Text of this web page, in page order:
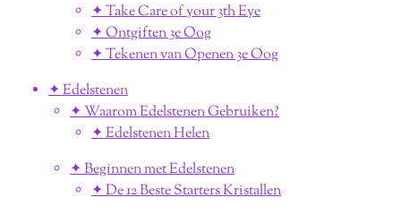
✦ Take Care of your 3th Eye
✦ Ontgiften 3e Oog
✦ Tekenen van Openen 3e Oog
✦ Edelstenen
✦ Waarom Edelstenen Gebruiken?
✦ Edelstenen Helen
✦ Beginnen met Edelstenen
✦ De 12 Beste Starters Kristallen